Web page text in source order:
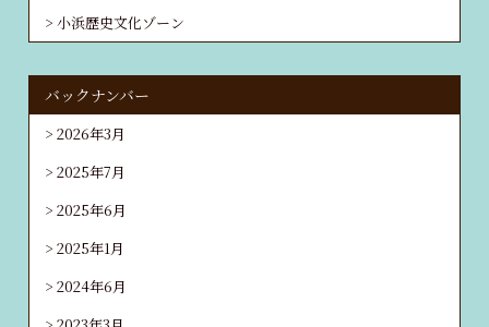
小浜歴史文化ゾーン
バックナンバー
2026年3月
2025年7月
2025年6月
2025年1月
2024年6月